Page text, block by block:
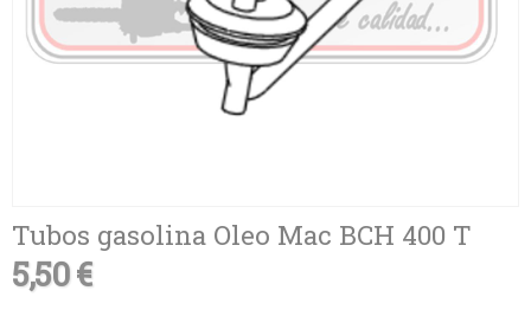
Tubos gasolina Oleo Mac BCH 400 T
5,50 €